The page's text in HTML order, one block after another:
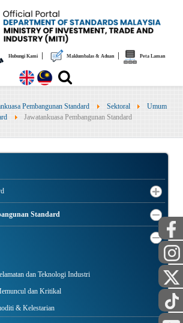
Hubungi Kami| Maklumbalas & Aduan| Peta Laman
Pembangunan Standard Sektoral
Umum
Jawatankuasa Pembangunan Standard
Standard
dan Teknologi Industri
dan Kritikal
& Kelestarian